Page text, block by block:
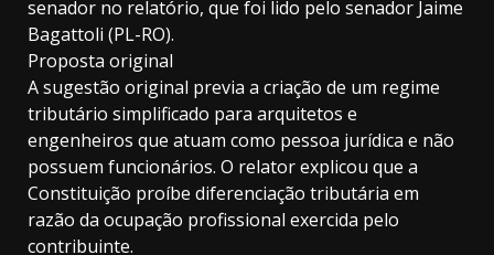
senador no relatório, que foi lido pelo senador Jaime
Bagattoli (PL-RO).
Proposta original
A sugestão original previa a criação de um regime
tributário simplificado para arquitetos e
engenheiros que atuam como pessoa jurídica e não
possuem funcionários. O relator explicou que a
Constituição proíbe diferenciação tributária em
razão da ocupação profissional exercida pelo
contribuinte.